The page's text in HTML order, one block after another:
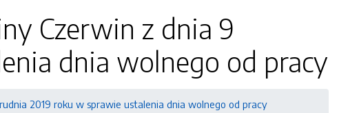
Czerwin z dnia 9
dnia wolnego od pracy
2019 roku w sprawie ustalenia dnia wolnego od pracy